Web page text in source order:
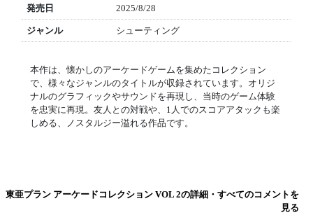
発売日 2025/8/28
ジャンル シューティング
本作は、懐かしのアーケードゲームを集めたコレクション
で、様々なジャンルのタイトルが収録されています。オリジ
ナルのグラフィックやサウンドを再現し、当時のゲーム体験
を忠実に再現。友人との対戦や、1人でのスコアアタックも楽
しめる、ノスタルジー溢れる作品です。
東亜プラン アーケードコレクション VOL 2の詳細・すべてのコメントを
見る